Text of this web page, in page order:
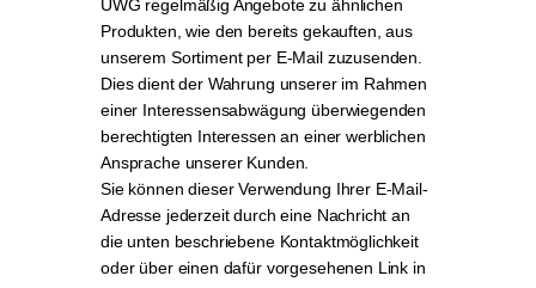
UWG regelmäßig Angebote zu ähnlichen
Produkten, wie den bereits gekauften, aus
unserem Sortiment per E-Mail zuzusenden.
Dies dient der Wahrung unserer im Rahmen
einer Interessensabwägung überwiegenden
berechtigten Interessen an einer werblichen
Ansprache unserer Kunden.
Sie können dieser Verwendung Ihrer E-Mail-
Adresse jederzeit durch eine Nachricht an
die unten beschriebene Kontaktmöglichkeit
oder über einen dafür vorgesehenen Link in